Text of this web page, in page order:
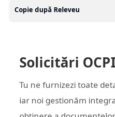
Copie după Releveu
Solicitări OCPI
Tu ne furnizezi toate
iar noi gestionăm